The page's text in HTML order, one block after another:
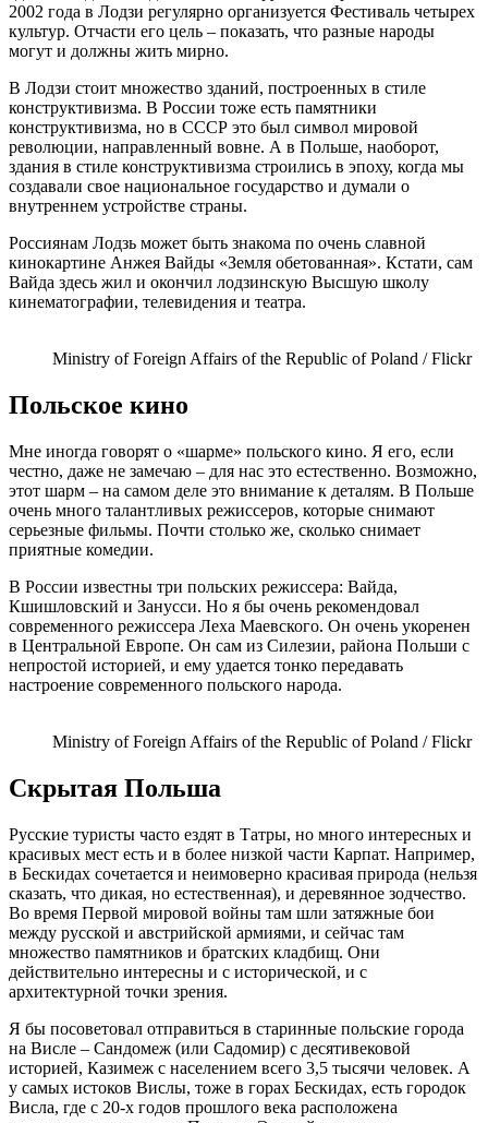
2002 года в Лодзи регулярно организуется Фестиваль четырех
культур. Отчасти его цель – показать, что разные народы
могут и должны жить мирно.
В Лодзи стоит множество зданий, построенных в стиле
конструктивизма. В России тоже есть памятники
конструктивизма, но в СССР это был символ мировой
революции, направленный вовне. А в Польше, наоборот,
здания в стиле конструктивизма строились в эпоху, когда мы
создавали свое национальное государство и думали о
внутреннем устройстве страны.
Россиянам Лодзь может быть знакома по очень славной
кинокартине Анжея Вайды «Земля обетованная». Кстати, сам
Вайда здесь жил и окончил лодзинскую Высшую школу
кинематографии, телевидения и театра.
Ministry of Foreign Affairs of the Republic of Poland / Flickr
Польское кино
Мне иногда говорят о «шарме» польского кино. Я его, если
честно, даже не замечаю – для нас это естественно. Возможно,
этот шарм – на самом деле это внимание к деталям. В Польше
очень много талантливых режиссеров, которые снимают
серьезные фильмы. Почти столько же, сколько снимает
приятные комедии.
В России известны три польских режиссера: Вайда,
Кшишловский и Занусси. Но я бы очень рекомендовал
современного режиссера Леха Маевского. Он очень укоренен
в Центральной Европе. Он сам из Силезии, района Польши с
непростой историей, и ему удается тонко передавать
настроение современного польского народа.
Ministry of Foreign Affairs of the Republic of Poland / Flickr
Скрытая Польша
Русские туристы часто ездят в Татры, но много интересных и
красивых мест есть и в более низкой части Карпат. Например,
в Бескидах сочетается и неимоверно красивая природа (нельзя
сказать, что дикая, но естественная), и деревянное зодчество.
Во время Первой мировой войны там шли затяжные бои
между русской и австрийской армиями, и сейчас там
множество памятников и братских кладбищ. Они
действительно интересны и с исторической, и с
архитектурной точки зрения.
Я бы посоветовал отправиться в старинные польские города
на Висле – Сандомеж (или Садомир) с десятивековой
историей, Казимеж с населением всего 3,5 тысячи человек. А
у самых истоков Вислы, тоже в горах Бескидах, есть городок
Висла, где с 20-х годов прошлого века расположена